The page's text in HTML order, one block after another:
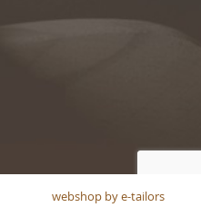
webshop by e-tailors